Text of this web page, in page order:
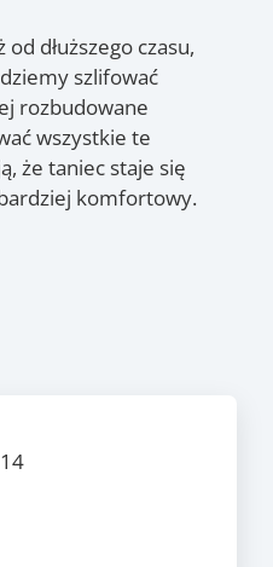
dłuższego czasu,
szlifować
rozbudowane
wszystkie te
że taniec staje się
komfortowy.